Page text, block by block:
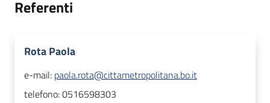
Referenti
Rota Paola
e-mail: paola.rota@cittametropolitana.bo.it
telefono:0516598303